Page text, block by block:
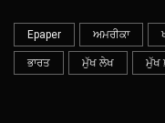
Epaper ਅਮਰੀਕਾ
ਭਾਰਤ ਮੁੱਖ ਲੇਖ ਮੁੱਖ